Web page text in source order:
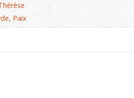
, Paix